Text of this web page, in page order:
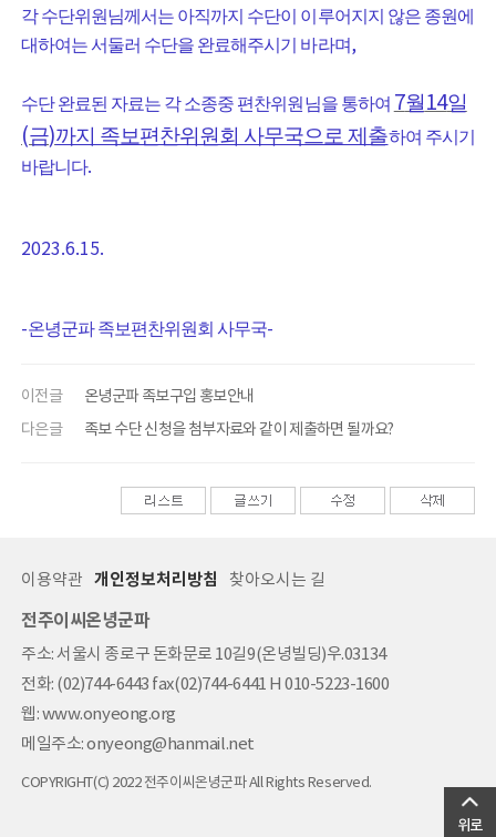
각 수단위원님께서는 아직까지 수단이 이루어지지 않은 종원에
대하여는 서둘러 수단을 완료해주시기 바라며,
수단 완료된 자료는 각 소종중 편찬위원님을 통하여 7월14일
(금)까지 족보편찬위원회 사무국으로 제출하여 주시기
바랍니다.
2023.6.15.
-온녕군파 족보편찬위원회 사무국-
이전글
온녕군파 족보구입 홍보안내
다은글
족보 수단 신청을 첨부자료와 같이 제출하면 될까요?
이용약관 개인정보처리방침 찾아오시는 길
전주이씨온녕군파
주소: 서울시 종로구 돈화문로 10길9(온녕빌딩)우.03134
전화: (02)744-6443 fax(02)744-6441 H 010-5223-1600
웹: www.onyeong.org
메일주소: onyeong@hanmail.net
COPYRIGHT(C) 2022 전주이씨온녕군파 All Rights Reserved.
위로